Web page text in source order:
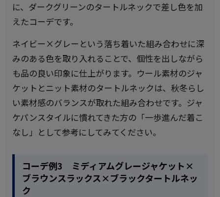
に、ダークグリーンのタートルネックで差し色を加
えたコーデです。
ネイビー×グレーという落ち着いた組み合わせに深
みのある色を取り入れることで、個性を出しながら
も品の良い印象に仕上がります。ウール素材のジャ
ケットとニット素材のタートルネックは、秋冬らし
い素材感のバランスが取れた組み合わせです。ジャ
ケパンスタイルに慣れてきた方の「一歩進んだ着こ
なし」として参考にしてみてください。
コーデ例3 ミディアムグレージャケット×
ブラウンスラックス×ブラックタートルネッ
ク